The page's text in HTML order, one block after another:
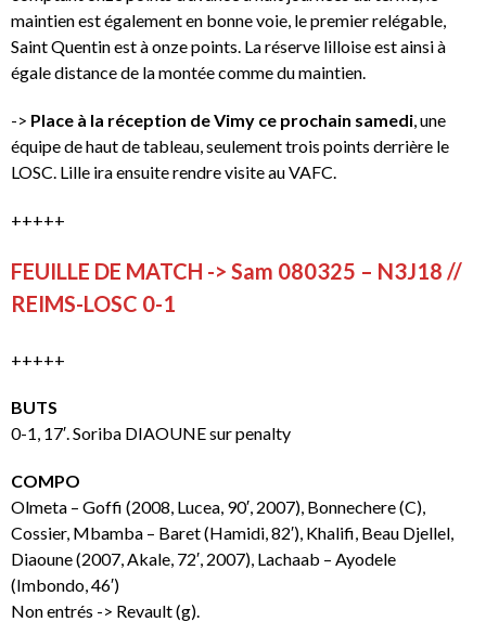
maintien est également en bonne voie, le premier relégable,
Saint Quentin est à onze points. La réserve lilloise est ainsi à
égale distance de la montée comme du maintien.
-> Place à la réception de Vimy ce prochain samedi, une
équipe de haut de tableau, seulement trois points derrière le
LOSC. Lille ira ensuite rendre visite au VAFC.
+++++
FEUILLE DE MATCH -> Sam 080325 – N3J18 //
REIMS-LOSC 0-1
+++++
BUTS
0-1, 17′. Soriba DIAOUNE sur penalty
COMPO
Olmeta – Goffi (2008, Lucea, 90′, 2007), Bonnechere (C),
Cossier, Mbamba – Baret (Hamidi, 82′), Khalifi, Beau Djellel,
Diaoune (2007, Akale, 72′, 2007), Lachaab – Ayodele
(Imbondo, 46′)
Non entrés -> Revault (g).